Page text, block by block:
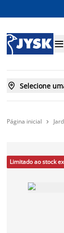

 Selecione
Página inicial 
Limitado ao stock